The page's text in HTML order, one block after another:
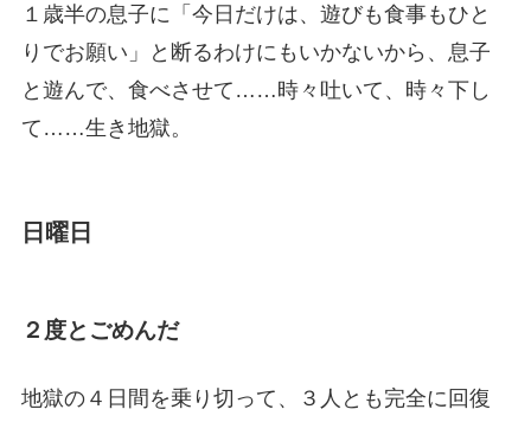
１歳半の息子に「今日だけは、遊びも食事もひと
りでお願い」と断るわけにもいかないから、息子
と遊んで、食べさせて……時々吐いて、時々下し
て……生き地獄。
日曜日
２度とごめんだ
地獄の４日間を乗り切って、３人とも完全に回復